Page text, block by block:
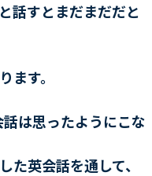
話すとまだまだだと
す。
は思ったようにこな
英会話を通して、